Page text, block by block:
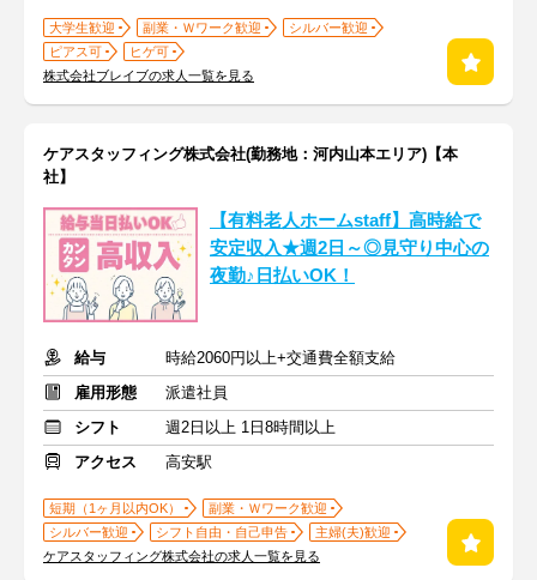
大学生歓迎 副業・Ｗワーク歓迎
シルバー歓迎
ピアス可
ヒゲ可
株式会社ブレイブの求人一覧を見る
ケアスタッフィング株式会社(勤務地：河内山本エリア)【本
社】
【有料老人ホームstaff】高時給で
安定収入★週2日～◎見守り中心の
夜勤♪日払いOK！
給与
時給2060円以上+交通費全額支給
雇用形態
派遣社員
シフト
週2日以上 1日8時間以上
アクセス
高安駅
短期（1ヶ月以内OK）
副業・Ｗワーク歓迎
シルバー歓迎
シフト自由・自己申告
主婦(夫)歓迎
ケアスタッフィング株式会社の求人一覧を見る